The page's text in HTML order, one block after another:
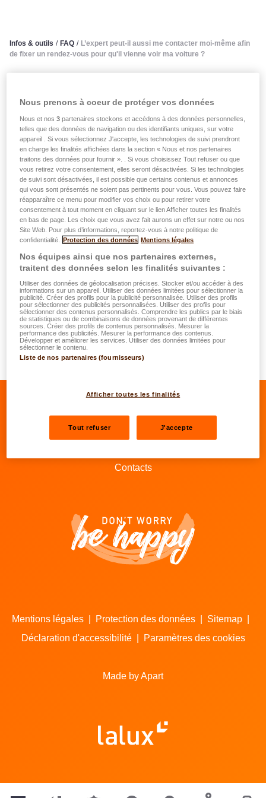
Infos & outils / FAQ / L’expert peut-il aussi me contacter moi-même afin
de fixer un rendez-vous pour qu'il vienne voir ma voiture ?
contacter moi-même afin de
fixer un rendez-vous pour qu'il
vienne voir ma voiture ?
Bien sûr l’expert pourra vous contacter vous-même, mais
afin de pouvoir exécuter efficacement la mission qui lui a
été confiée, il préfère examiner la voiture dans un atelier
de réparation. Non seulement qu’il y trouve l’équipement
professionnel tel un pont élévateur pour se faire une idée
précise des dégâts moins facilement accessibles et une
des pièces afin de détecter des dégâts cachés.
Par ailleurs pourra-t-il obtenir sur place-même, les prix et
les délais de livraison des pièces détachées et le nombre
d’heures à prévoir pour effectuer la réparation dans les
meilleures conditions.
Se rendre sur le facebook de LALUX
Se rendre sur le Linkedin de
Se rendre sur le youtube de
Se rendre sur
Contacts
Mentions légales Protection des données Sitemap
Déclaration d'accessibilité
Paramètres des cookies
Made by Apart
Nous prenons à coeur de protéger vos données
Nous et nos3 partenaires stockons et accédons à des données personnelles,
telles que des données de navigation ou des identifiants uniques, sur votre
appareil . Si vous sélectionnez J'accepte, les technologies de suivi prendront
en charge les finalités affichées dans la section « Nous et nos partenaires
traitons des données pour fournir ». . Si vous choisissez Tout refuser ou que
vous retirez votre consentement, elles seront désactivées. Si les technologies
de suivi sont désactivées, il est possible que certains contenus et annonces
qui vous sont présentés ne soient pas pertinents pour vous. Vous pouvez faire
réapparaître ce menu pour modifier vos choix ou pour retirer votre
consentement à tout moment en cliquant sur le lien Afficher toutes les finalités
en bas de page. Les choix que vous avez fait aurons un effet sur notre ou nos
Site Web. Pour plus d’informations, reportez-vous à notre politique de
confidentialité.
Protection des données Mentions légales
Nos équipes ainsi que nos partenaires externes,
traitent des données selon les finalités suivantes :
Utiliser des données de géolocalisation précises. Stocker et/ou accéder à des
informations sur un appareil. Utiliser des données limitées pour sélectionner la
publicité. Créer des profils pour la publicité personnalisée. Utiliser des profils
pour sélectionner des publicités personnalisées. Utiliser des profils pour
sélectionner des contenus personnalisés. Comprendre les publics par le biais
de statistiques ou de combinaisons de données provenant de différentes
sources. Créer des profils de contenus personnalisés. Mesurer la
performance des publicités. Mesurer la performance des contenus.
Développer et améliorer les services. Utiliser des données limitées pour
sélectionner le contenu.
Liste de nos partenaires (fournisseurs)
Afficher toutes les finalités
Tout refuser J'accepte